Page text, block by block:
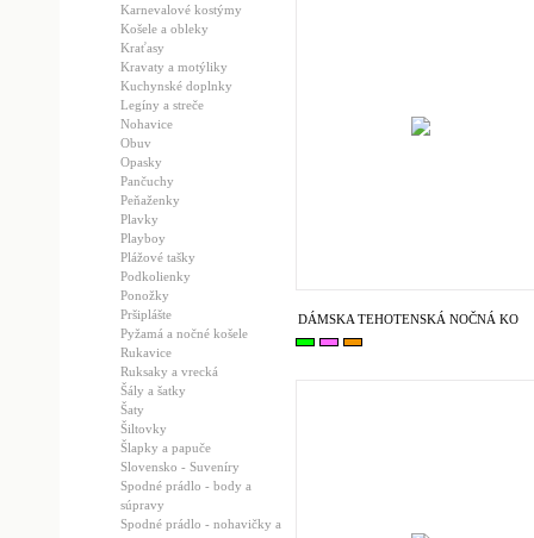
Karnevalové kostýmy
Košele a obleky
Kraťasy
Kravaty a motýliky
Kuchynské doplnky
Legíny a streče
Nohavice
Obuv
Opasky
Pančuchy
Peňaženky
Plavky
Playboy
Plážové tašky
Podkolienky
Ponožky
Pršiplášte
Pyžamá a nočné košele
Rukavice
Ruksaky a vrecká
Šály a šatky
Šaty
Šiltovky
Šlapky a papuče
Slovensko - Suveníry
Spodné prádlo - body a
súpravy
Spodné prádlo - nohavičky a
DÁMSKA TEHOTENSKÁ NOČNÁ KO